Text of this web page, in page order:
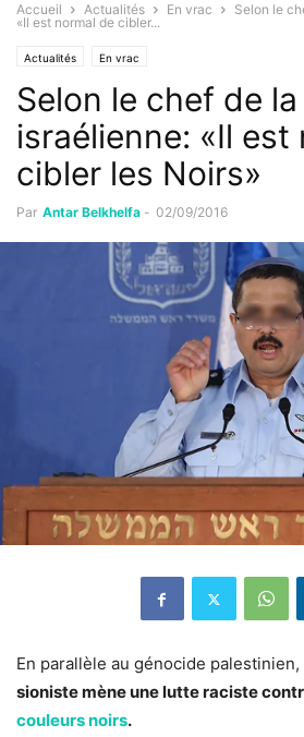
Accueil Actualités En vrac
Selon le
«Il est normal de cibler...
Actualités En vrac
Selon le chef de
israélienne: «Il est
cibler les Noirs»
Par Antar Belkhelfa - 02/09/2016
En parallèle au génocide palestinien,
sioniste mène une lutte raciste
couleurs noirs.